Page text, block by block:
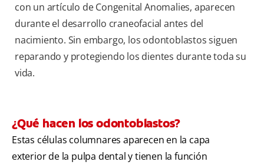
con un artículo de Congenital Anomalies, aparecen
durante el desarrollo craneofacial antes del
nacimiento. Sin embargo, los odontoblastos siguen
reparando y protegiendo los dientes durante toda su
vida.
¿Qué hacen los odontoblastos?
Estas células columnares aparecen en la capa
exterior de la pulpa dental y tienen la función